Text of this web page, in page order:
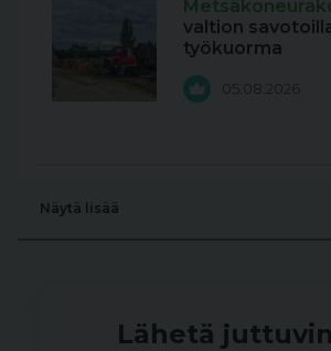
valtion
työkuorma
05.08.2026
Näytä lisää
Lähetä